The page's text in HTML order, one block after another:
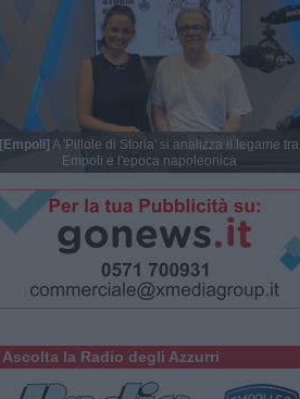
[Empoli] A 'Pillole di Storia' si analizza il legame tra
Empoli e l'epoca napoleonica
Ascolta la Radio degli Azzurri